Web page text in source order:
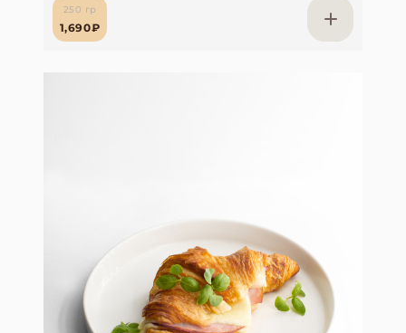
КИСЛОТНОСТЬ
250 гр
1,690₽